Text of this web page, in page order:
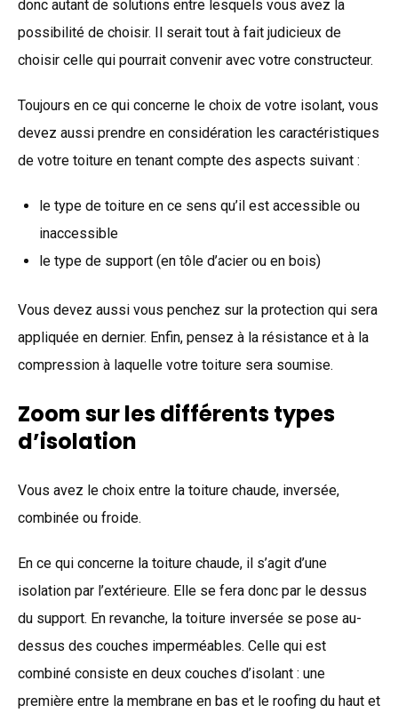
donc autant de solutions entre lesquels vous avez la
possibilité de choisir. Il serait tout à fait judicieux de
choisir celle qui pourrait convenir avec votre constructeur.
Toujours en ce qui concerne le choix de votre isolant, vous
devez aussi prendre en considération les caractéristiques
de votre toiture en tenant compte des aspects suivant :
le type de toiture en ce sens qu’il est accessible ou
inaccessible
le type de support (en tôle d’acier ou en bois)
Vous devez aussi vous penchez sur la protection qui sera
appliquée en dernier. Enfin, pensez à la résistance et à la
compression à laquelle votre toiture sera soumise.
Zoom sur les différents types
d’isolation
Vous avez le choix entre la toiture chaude, inversée,
combinée ou froide.
En ce qui concerne la toiture chaude, il s’agit d’une
isolation par l’extérieure. Elle se fera donc par le dessus
du support. En revanche, la toiture inversée se pose au-
dessus des couches imperméables. Celle qui est
combiné consiste en deux couches d’isolant : une
première entre la membrane en bas et le roofing du haut et